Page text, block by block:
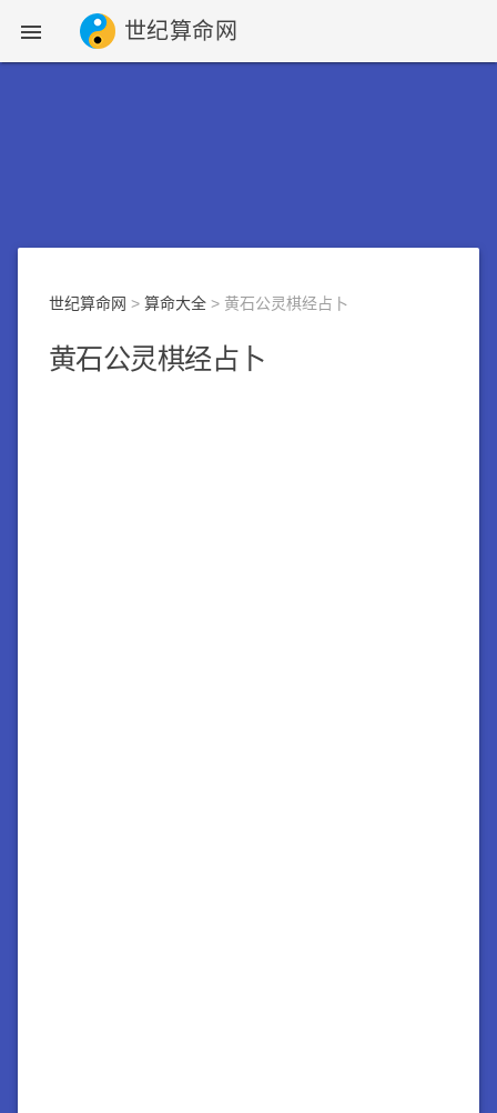
 世纪算命网
世纪算命网 > 算命大全 > 黄石公灵棋经占卜
黄石公灵棋经占卜